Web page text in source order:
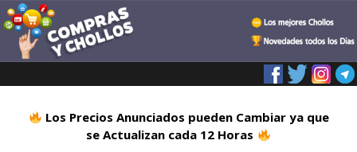
Los Precios Anunciados pueden Cambiar ya que
se Actualizan cada 12 Horas